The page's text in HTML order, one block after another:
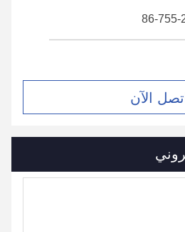
86-755-
اتصل الآن